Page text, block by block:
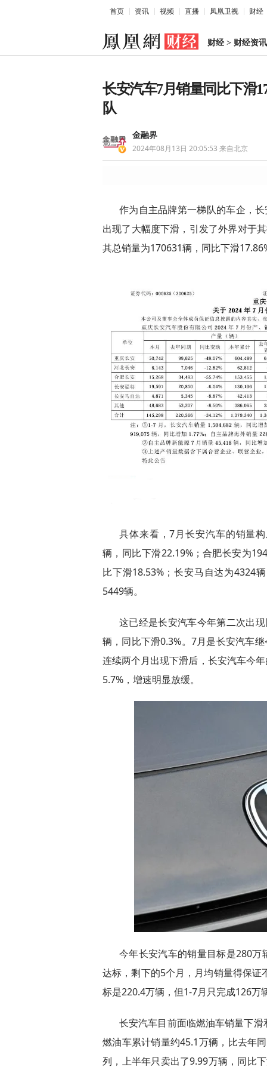
首页 资讯 视频 直播 凤凰卫视 财经
财经> 财经资讯
长安汽车7月销量同比下滑
队
金融界
2024年08月13日 20:05:53 来自北京
作为自主品牌第一梯队的车企，
出现了大幅度下滑，引发了外界对于
其总销量为170631辆，同比下滑
具体来看，7月长安汽车的销量
辆，同比下滑22.19%；合肥长安为
比下滑18.53%；长安马自达为4324
5449辆。
这已经是长安汽车今年第二次出
辆，同比下滑0.3%。7月是长安汽车
连续两个月出现下滑后，长安汽车今
5.7%，增速明显放缓。
今年长安汽车的销量目标是280
达标，剩下的5个月，月均销量得保
标是220.4万辆，但1-7月只完成126万
长安汽车目前面临燃油车销量下
燃油车累计销量约45.1万辆，比去年
列，上半年只卖出了9.99万辆，同比